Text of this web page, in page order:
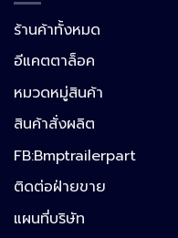
ร้านค้าทั้งหมด
อีแคตตาล็อค
หมวดหมู่สินค้า
สินค้าสั่งผลิต
FB:Bmptrailerpart
ติดต่อฝ่ายขาย
แผนที่บริษัท